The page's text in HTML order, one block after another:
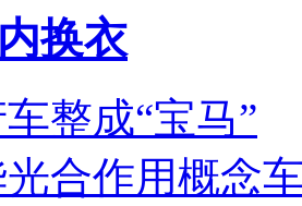
换衣
整成“宝马”
合作用概念